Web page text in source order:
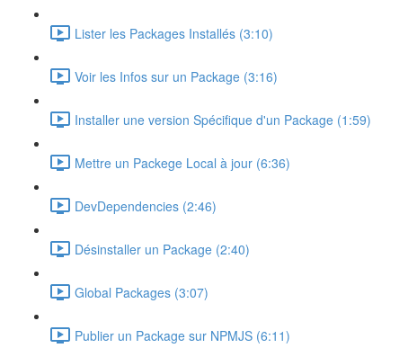
Lister les Packages Installés (3:10)
Voir les Infos sur un Package (3:16)
Installer une version Spécifique d'un Package (1:59)
Mettre un Packege Local à jour (6:36)
DevDependencies (2:46)
Désinstaller un Package (2:40)
Global Packages (3:07)
Publier un Package sur NPMJS (6:11)